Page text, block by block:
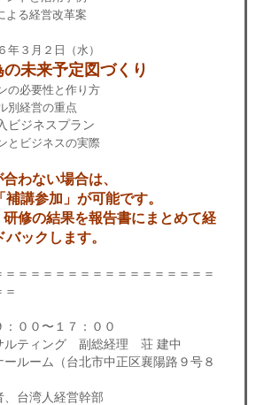
よる経営改革案
３月２日（水）
未来予定図づくり
の必要性と作り方
経営の重点
ジネスプラン
ビジネスの実際
わない場合は、
講参加」が可能です。
修の結果を報告書にまとめて経
ックします。
＝＝＝＝＝＝＝＝＝＝＝＝＝＝＝＝＝
００〜１７：００
ルティング 副総経理 荘 建中
ルーム（台北市中正区襄陽路９号８
台湾人経営幹部